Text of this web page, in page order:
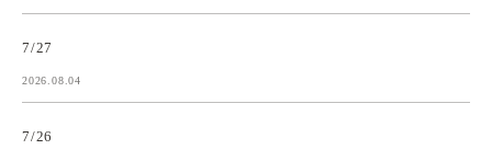
7/27
2026.08.04
7/26